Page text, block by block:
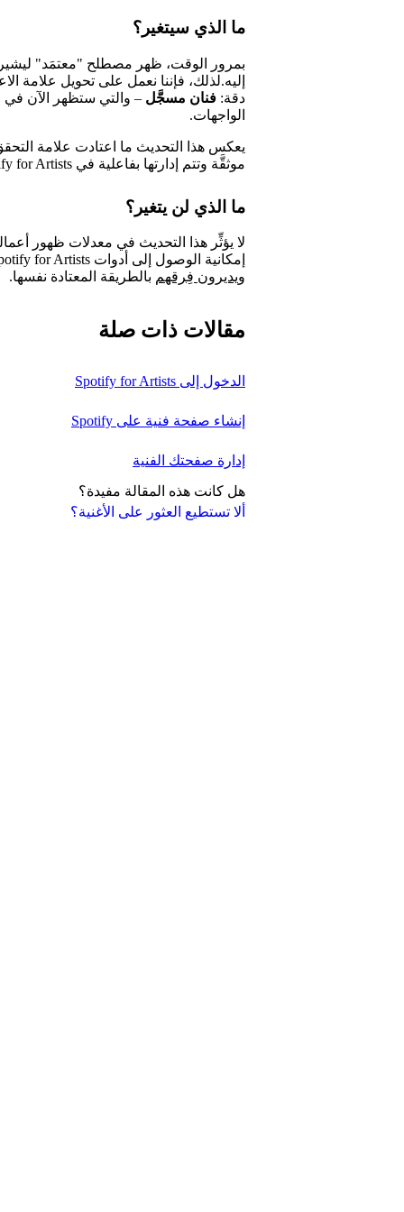
ألا تستطيع العثور على الأغنية؟
ما الذي سيتغير؟
بمرور الوقت، ظهر مصطلح "معتمَد" ليشير
إليه.لذلك، فإننا نعمل على تحويل علامة
دقة: فنان مسجَّل – والتي ستظهر الآن
الواجهات.
يعكس هذا التحديث ما اعتادت علامة
موثقَّة وتتم إدارتها بفاعلية في Spotify for Artists.
ما الذي لن يتغير؟
لا يؤثِّر هذا التحديث في معدلات ظهور
إمكانية الوصول إلى أدوات Spotify for Artists. سيظل الفنانون
ويديرون فِرقهم بالطريقة المعتادة نفسها.
مقالات ذات صلة
الدخول إلى Spotify for Artists
إنشاء صفحة فنية على Spotify
إدارة صفحتك الفنية
هل كانت هذه المقالة مفيدة؟